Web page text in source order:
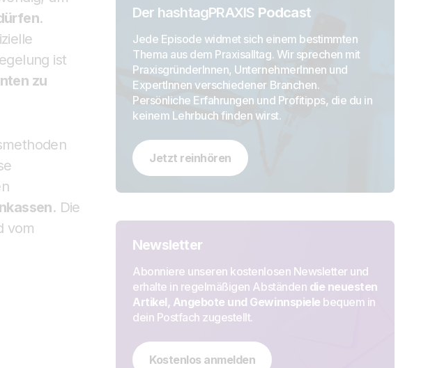
.
ist
zu
. Die
vom
Der hashtagPRAXIS Podcast
Jede Episode widmet sich einem bestimmten
Thema aus dem Praxisalltag. Wir sprechen mit
PraxisgründerInnen, UnternehmerInnen und
ExpertInnen verschiedener Branchen.
Persönliche Erfahrungen und Profitipps, die du in
keinem Lehrbuch finden wirst.
Jetzt reinhören
Newsletter
Abonniere unseren kostenlosen Newsletter und
erhalte in regelmäßigen Abständen die neuesten
Artikel, Angebote und Gewinnspiele bequem in
dein Postfach zugestellt.
Kostenlos anmelden